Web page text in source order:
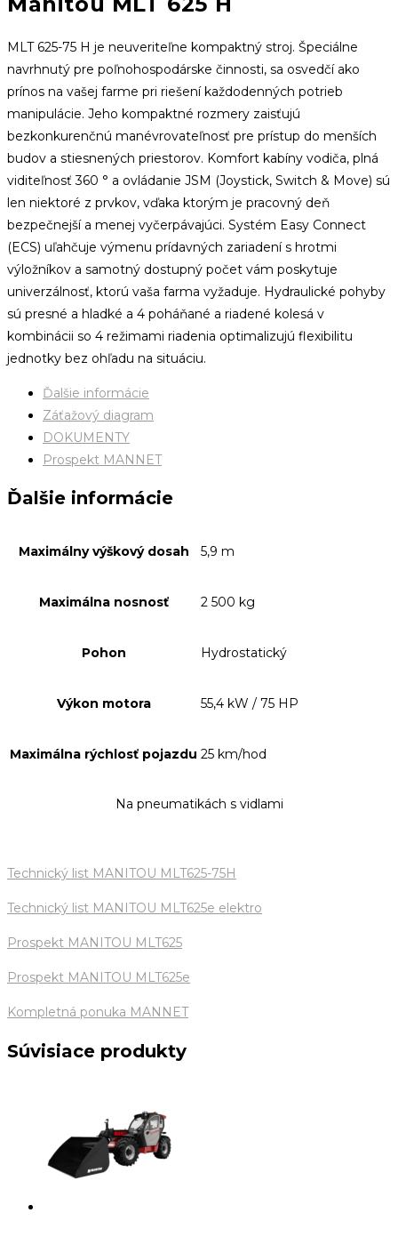
MLT 625-75 H je neuveriteľne kompaktný stroj. Špeciálne
navrhnutý pre poľnohospodárske činnosti, sa osvedčí ako
prínos na vašej farme pri riešení každodenných potrieb
manipulácie. Jeho kompaktné rozmery zaisťujú
bezkonkurenčnú manévrovateľnosť pre prístup do menších
budov a stiesnených priestorov. Komfort kabíny vodiča, plná
viditeľnosť 360 ° a ovládanie JSM (Joystick, Switch & Move) sú
len niektoré z prvkov, vďaka ktorým je pracovný deň
bezpečnejší a menej vyčerpávajúci. Systém Easy Connect
(ECS) uľahčuje výmenu prídavných zariadení s hrotmi
výložníkov a samotný dostupný počet vám poskytuje
univerzálnosť, ktorú vaša farma vyžaduje. Hydraulické pohyby
sú presné a hladké a 4 poháňané a riadené kolesá v
kombinácii so 4 režimami riadenia optimalizujú flexibilitu
jednotky bez ohľadu na situáciu.
Ďalšie informácie
Záťažový diagram
DOKUMENTY
Prospekt MANNET
Ďalšie informácie
Maximálny výškový dosah 5,9 m
Maximálna nosnosť 2 500 kg
Pohon Hydrostatický
Výkon motora 55,4 kW / 75 HP
Maximálna rýchlosť pojazdu 25 km/hod
Na pneumatikách s vidlami
Technický list MANITOU MLT625-75H
Technický list MANITOU MLT625e elektro
Prospekt MANITOU MLT625
Prospekt MANITOU MLT625e
Kompletná ponuka MANNET
Súvisiace produkty